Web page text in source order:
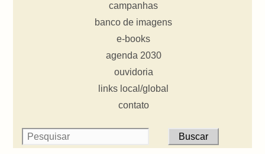
campanhas
banco de imagens
e-books
agenda 2030
ouvidoria
links local/global
contato